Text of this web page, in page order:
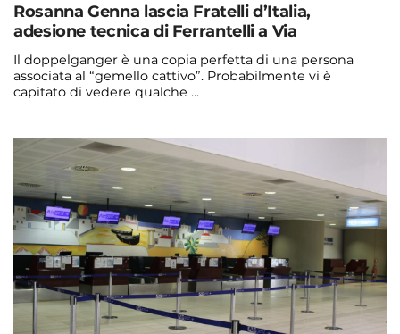
Rosanna Genna lascia Fratelli d’Italia,
adesione tecnica di Ferrantelli a Via
Il doppelganger è una copia perfetta di una persona
associata al “gemello cattivo”. Probabilmente vi è
capitato di vedere qualche ...
admin@admin.com 3 days fa